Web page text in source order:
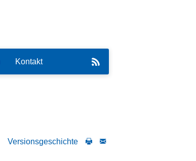
Kontakt
Versionsgeschichte